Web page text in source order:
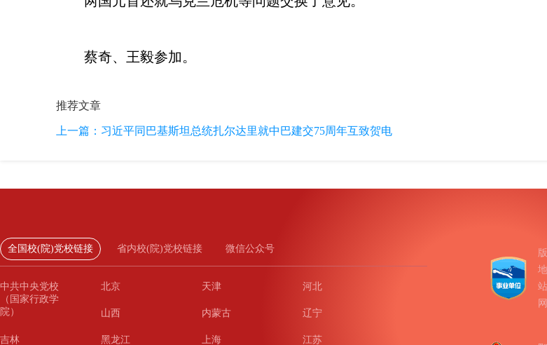
蔡奇、王毅参加。
推荐文章
上一篇： 习近平同巴基斯坦总统扎尔达里就中巴建交75周年互致贺电
全国校(院)党校链接 省内校(院)党校链接 微信公众号
中共中央党校
（国家行政学
院）
北京 天津 河北
山西 内蒙古 辽宁
吉林 黑龙江 上海 江苏